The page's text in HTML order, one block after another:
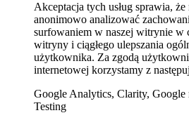
Akceptacja tych usług sprawia,
anonimowo analizować
surfowaniem w naszej witrynie w
witryny i ciągłego ulepszania
użytkownika. Za zgodą
internetowej korzystamy z
Google Analytics, Clarity,
Testing